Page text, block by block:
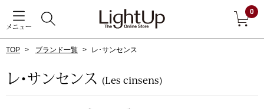
メニュー
0
すべて見る アウター
TOP ブランド一覧 レ･サンセンス
レ･サンセンス (Les cinsens)